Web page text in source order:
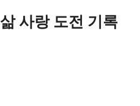
삶 사랑 도전 기록